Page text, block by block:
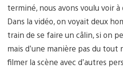
terminé, nous avons voulu voir à
Dans la vidéo, on voyait deux
train de se faire un câlin, si on
mais d’une manière pas du
filmer la scène avec d’autres